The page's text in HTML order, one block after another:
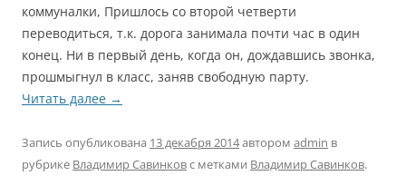
коммуналки, Пришлось со второй четверти
переводиться, т.к. дорога занимала почти час в один
конец. Ни в первый день, когда он, дождавшись звонка,
прошмыгнул в класс, заняв свободную парту.
Читать далее →
Запись опубликована 13 декабря 2014автором admin в
рубрике Владимир Савинковс метками Владимир Савинков.